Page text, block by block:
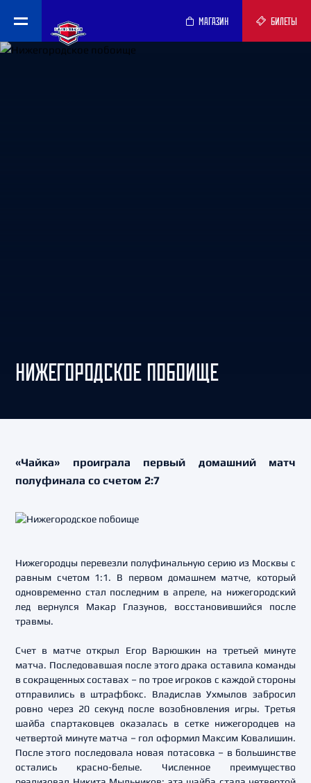
МАГАЗИН БИЛЕТЫ
НИЖЕГОРОДСКОЕ ПОБОИЩЕ
«Чайка» проиграла первый домашний матч
полуфинала со счетом 2:7
Нижегородцы перевезли полуфинальную серию из Москвы с
равным счетом 1:1. В первом домашнем матче, который
одновременно стал последним в апреле, на нижегородский
лед вернулся Макар Глазунов, восстановившийся после
травмы.
Счет в матче открыл Егор Варюшкин на третьей минуте
матча. Последовавшая после этого драка оставила команды
в сокращенных составах – по трое игроков с каждой стороны
отправились в штрафбокс. Владислав Ухмылов забросил
ровно через 20 секунд после возобновления игры. Третья
шайба спартаковцев оказалась в сетке нижегородцев на
четвертой минуте матча – гол оформил Максим Ковалишин.
После этого последовала новая потасовка – в большинстве
остались красно-белые. Численное преимущество